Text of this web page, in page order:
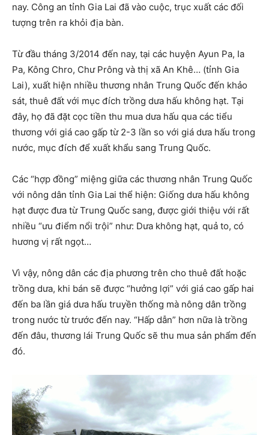
nay. Công an tỉnh Gia Lai đã vào cuộc, trục xuất các đối
tượng trên ra khỏi địa bàn.
Từ đầu tháng 3/2014 đến nay, tại các huyện Ayun Pa, Ia
Pa, Kông Chro, Chư Prông và thị xã An Khê… (tỉnh Gia
Lai), xuất hiện nhiều thương nhân Trung Quốc đến khảo
sát, thuê đất với mục đích trồng dưa hấu không hạt. Tại
đây, họ đã đặt cọc tiền thu mua dưa hấu qua các tiểu
thương với giá cao gấp từ 2-3 lần so với giá dưa hấu trong
nước, mục đích để xuất khẩu sang Trung Quốc.
Các “hợp đồng” miệng giữa các thương nhân Trung Quốc
với nông dân tỉnh Gia Lai thể hiện: Giống dưa hấu không
hạt được đưa từ Trung Quốc sang, được giới thiệu với rất
nhiều “ưu điểm nổi trội” như: Dưa không hạt, quả to, có
hương vị rất ngọt…
Vì vậy, nông dân các địa phương trên cho thuê đất hoặc
trồng dưa, khi bán sẽ được “hưởng lợi” với giá cao gấp hai
đến ba lần giá dưa hấu truyền thống mà nông dân trồng
trong nước từ trước đến nay. “Hấp dẫn” hơn nữa là trồng
đến đâu, thương lái Trung Quốc sẽ thu mua sản phẩm đến
đó.